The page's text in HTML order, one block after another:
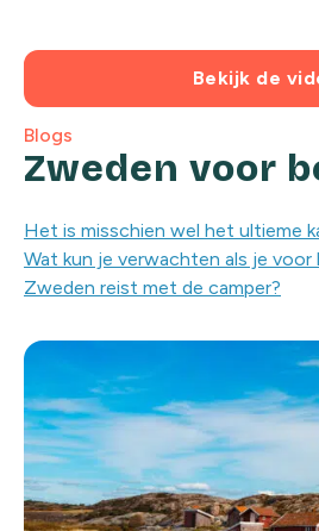
Bekijk de
Blogs
Zweden voor
Het is misschien wel het ultieme
Wat kun je verwachten als je voor
Zweden reist met de camper?